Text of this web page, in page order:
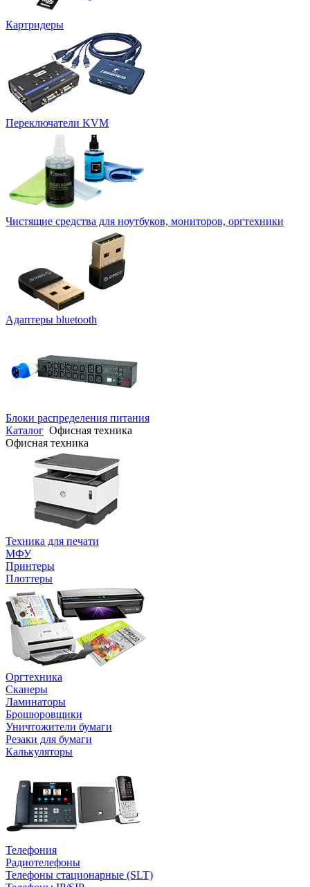
Картридеры
Переключатели KVM
Чистящие средства для ноутбуков, мониторов, оргтехники
Адаптеры bluetooth
Блоки распределения питания
Каталог Офисная техника
Офисная техника
Техника для печати
МФУ
Принтеры
Плоттеры
Оргтехника
Сканеры
Ламинаторы
Брошюровщики
Уничтожители бумаги
Резаки для бумаги
Калькуляторы
Телефония
Радиотелефоны
Телефоны стационарные (SLT)